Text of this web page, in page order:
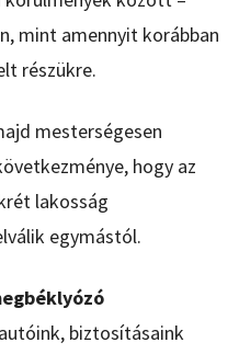
mint amennyit korábban
részükre.
mesterségesen
hogy az
lakosság
egymástól.
biztosításaink